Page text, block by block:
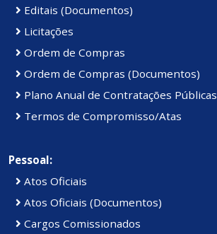
Editais (Documentos)
Licitações
Ordem de Compras
Ordem de Compras (Documentos)
Plano Anual de Contratações Públicas
Termos de Compromisso/Atas
Pessoal:
Atos Oficiais
Atos Oficiais (Documentos)
Cargos Comissionados